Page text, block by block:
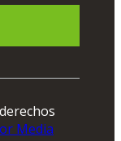
Media